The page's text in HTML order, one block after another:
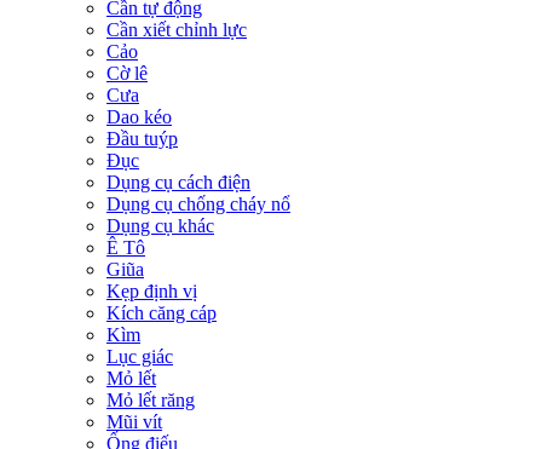
Cần tự động
Cần xiết chỉnh lực
Cảo
Cờ lê
Cưa
Dao kéo
Đầu tuýp
Đục
Dụng cụ cách điện
Dụng cụ chống cháy nổ
Dụng cụ khác
Ê Tô
Giũa
Kẹp định vị
Kích căng cáp
Kìm
Lục giác
Mỏ lết
Mỏ lết răng
Mũi vít
Ống điếu